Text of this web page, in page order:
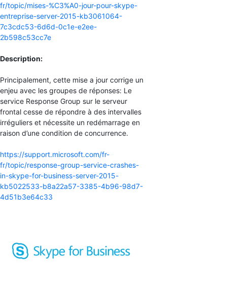
fr/topic/mises-%C3%A0-jour-pour-skype-
entreprise-server-2015-kb3061064-
7c3cdc53-6d6d-0c1e-e2ee-
2b598c53cc7e
Description:
Principalement, cette mise a jour corrige un
enjeu avec les groupes de réponses: Le
service Response Group sur le serveur
frontal cesse de répondre à des intervalles
irréguliers et nécessite un redémarrage en
raison d’une condition de concurrence.
https://support.microsoft.com/fr-
fr/topic/response-group-service-crashes-
in-skype-for-business-server-2015-
kb5022533-b8a22a57-3385-4b96-98d7-
4d51b3e64c33